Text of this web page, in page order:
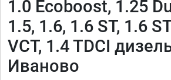
1.0 Ecoboost, 1.25
1.5, 1.6, 1.6 ST, 1.6
VCT, 1.4 TDCI
Иваново